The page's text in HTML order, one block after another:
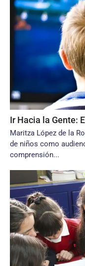
Ir Hacia la Gente:
Maritza López de la
de niños como
comprensión...